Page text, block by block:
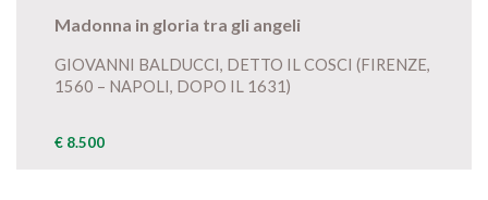
Madonna in gloria tra gli angeli
GIOVANNI BALDUCCI, DETTO IL COSCI (FIRENZE,
1560 – NAPOLI, DOPO IL 1631)
€ 8.500